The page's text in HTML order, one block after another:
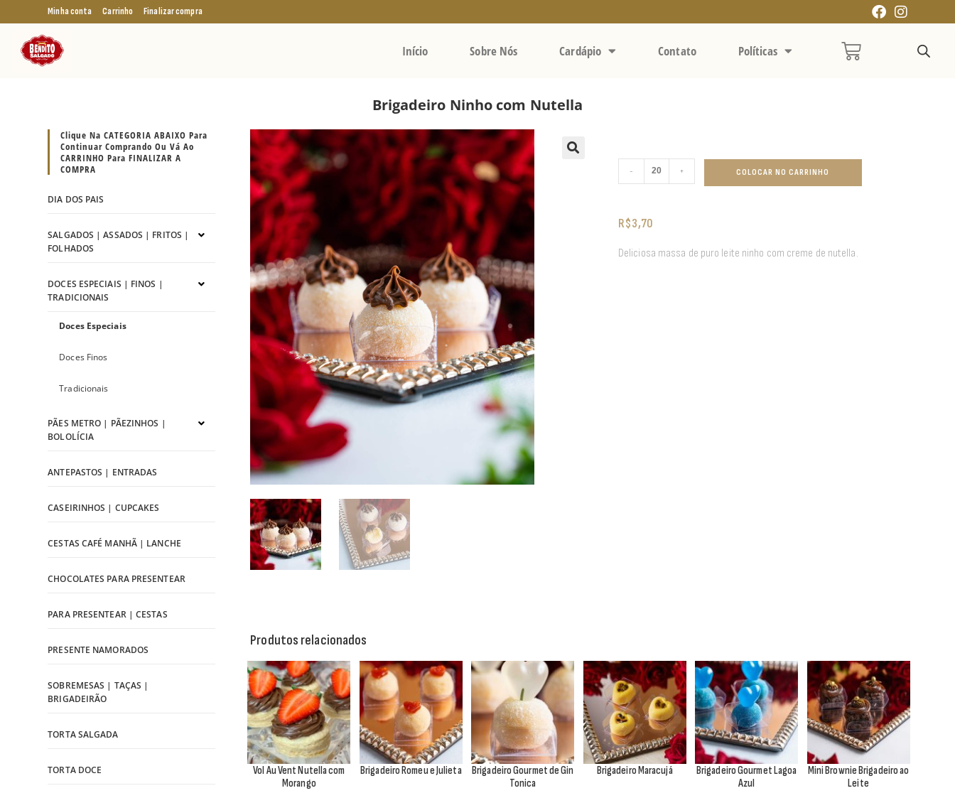
Minha conta Carrinho Finalizar compra
Início Sobre Nós Cardápio Contato Políticas
Brigadeiro Ninho com Nutella
- + COLOCAR NO CARRINHO
R$3,70
Deliciosa massa de puro leite ninho com creme de nutella.
Produtos relacionados
Vol Au Vent Nutella com
Morango
Brigadeiro Romeu e Julieta
Brigadeiro Gourmet de Gin
Tonica
Brigadeiro Maracujá
Brigadeiro Gourmet Lagoa
Azul
Mini Brownie Brigadeiro ao
Leite
Clique Na CATEGORIA ABAIXO Para
Continuar Comprando Ou Vá Ao
CARRINHO Para FINALIZAR A
COMPRA
DIA DOS PAIS
SALGADOS | ASSADOS | FRITOS |
FOLHADOS
DOCES ESPECIAIS | FINOS |
TRADICIONAIS
Doces Especiais
Doces Finos
Tradicionais
PÃES METRO | PÃEZINHOS |
BOLOLÍCIA
ANTEPASTOS | ENTRADAS
CASEIRINHOS | CUPCAKES
CESTAS CAFÉ MANHÃ | LANCHE
CHOCOLATES PARA PRESENTEAR
PARA PRESENTEAR | CESTAS
PRESENTE NAMORADOS
SOBREMESAS | TAÇAS |
BRIGADEIRÃO
TORTA SALGADA
TORTA DOCE